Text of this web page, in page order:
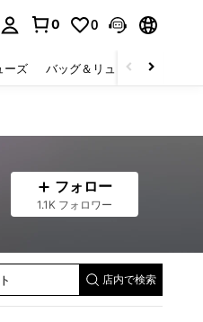
0 0
ーズ バッグ＆リュック
フォロー
1.1K フォロワー
ク
店内で検索